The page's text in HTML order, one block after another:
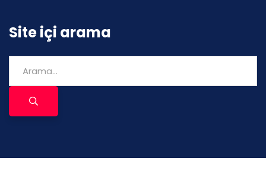
Site içi arama